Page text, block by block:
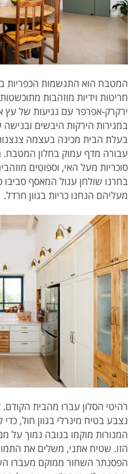
המטבח הוא התגשמות הכפריות
חריטות וידיות מוזהבות
ירקרק-אפרפר עם נגיעות של עץ
במגירות הירקות היבשים
בעלת הבית מכינה בעצמה
עבורה מדף עמוק בחלון
סוכריות מעל האי, וספוטים
בחרנו שולחן עגול המאסף
מעליהם הנחנו כריות בגוון חרדל.
רהיטי הסלון עברו מהבית
נצבע בטיח מינרלי בגוון חול,
המנורות מוקמו בגובה נמוך על
הזו. שטיח אתני, משלים את
הפסנתר השחור ממוקם מעברו